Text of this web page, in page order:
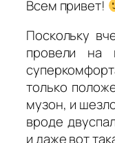
Всем привет!
Поскольку
провели на
только
музон, и
вроде
и даже вот